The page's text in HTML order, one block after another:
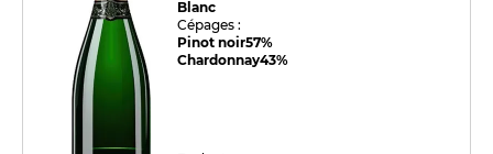
Blanc
Cépages :
Pinot noir57%
Chardonnay43%